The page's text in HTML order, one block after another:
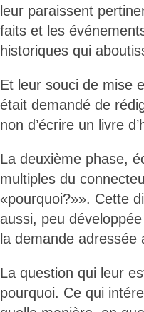
leur paraissent
faits et les
historiques qui
Et leur souci de mise
était demandé de
non d’écrire un livre
La deuxième phase,
multiples du
«pourquoi?»». Cette
aussi, peu
la demande
La question qui leur
pourquoi. Ce qui